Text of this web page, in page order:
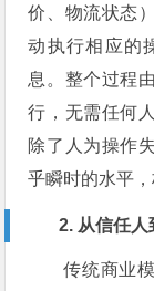
价、物流状态
动执行相应的
息。整个过程
行，无需任何
除了人为操作
乎瞬时的水平
2. 从信任
传统商业